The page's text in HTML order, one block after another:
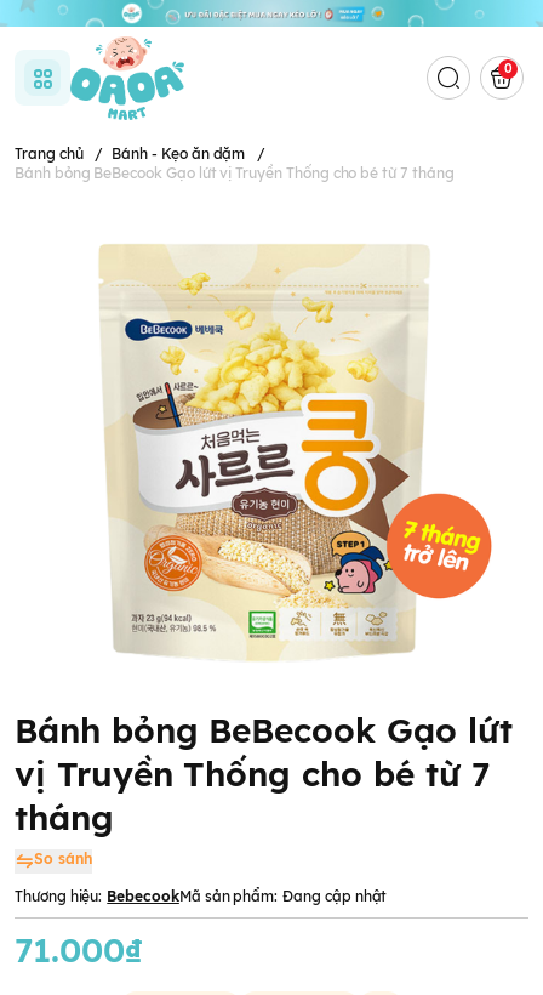
0
Trang chủ / Bánh - Kẹo ăn dặm
/
Bánh bỏng BeBecook Gạo lứt vị Truyền Thống cho bé từ 7 tháng
Bánh bỏng BeBecook Gạo lứt
vị Truyền Thống cho bé từ 7
tháng
So sánh
Thương hiệu: BebecookMã sản phẩm: Đang cập nhật
71.000₫